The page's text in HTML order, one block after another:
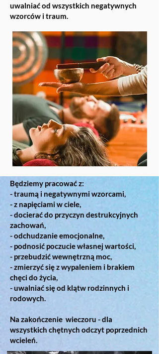
uwalniać od wszystkich negatywnych
wzorców i traum.
Będziemy pracować z:
- traumą i negatywnymi wzorcami,
- z napięciami w ciele,
- docierać do przyczyn destrukcyjnych
zachowań,
- odchudzanie emocjonalne,
- podnosić poczucie własnej wartości,
- przebudzić wewnętrzną moc,
- zmierzyć się z wypaleniem i brakiem
chęci do życia,
- uwalniać się od klątw rodzinnych i
rodowych.
Na zakończenie wieczoru - dla
wszystkich chętnych odczyt poprzednich
wcieleń.